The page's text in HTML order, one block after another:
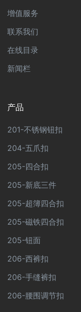
增值服务
联系我们
在线目录
新闻栏
产品
201-不锈钢钮扣
204-五爪扣
205-四合扣
205-新底三件
205-超簿四合扣
205-磁铁四合扣
205-钮面
206-西裤扣
206-手缝裤扣
206-腰围调节扣